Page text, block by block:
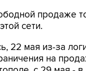
продаже
этой сети.
22 мая из-за
на